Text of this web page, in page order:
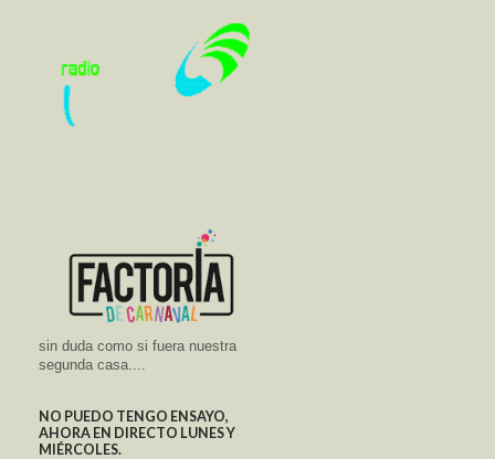
sin duda como si fuera nuestra
segunda casa....
NO PUEDO TENGO ENSAYO,
AHORA EN DIRECTO LUNES Y
MIÉRCOLES.